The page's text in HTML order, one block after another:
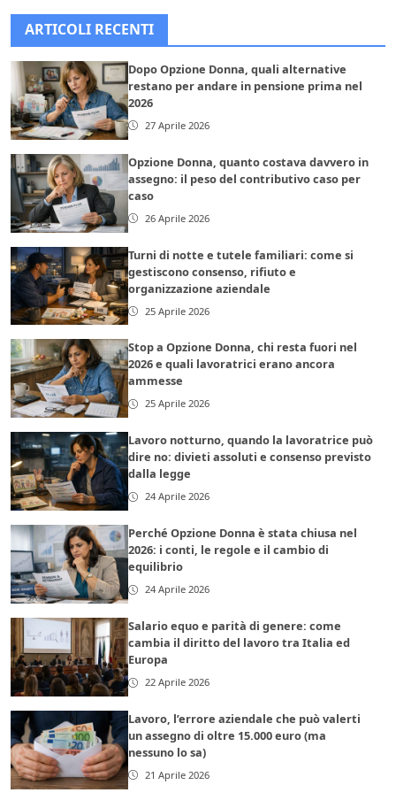
ARTICOLI RECENTI
Dopo Opzione Donna, quali alternative
restano per andare in pensione prima nel
2026
27 Aprile 2026
Opzione Donna, quanto costava davvero in
assegno: il peso del contributivo caso per
caso
26 Aprile 2026
Turni di notte e tutele familiari: come si
gestiscono consenso, rifiuto e
organizzazione aziendale
25 Aprile 2026
Stop a Opzione Donna, chi resta fuori nel
2026 e quali lavoratrici erano ancora
ammesse
25 Aprile 2026
Lavoro notturno, quando la lavoratrice può
dire no: divieti assoluti e consenso previsto
dalla legge
24 Aprile 2026
Perché Opzione Donna è stata chiusa nel
2026: i conti, le regole e il cambio di
equilibrio
24 Aprile 2026
Salario equo e parità di genere: come
cambia il diritto del lavoro tra Italia ed
Europa
22 Aprile 2026
Lavoro, l’errore aziendale che può valerti
un assegno di oltre 15.000 euro (ma
nessuno lo sa)
21 Aprile 2026